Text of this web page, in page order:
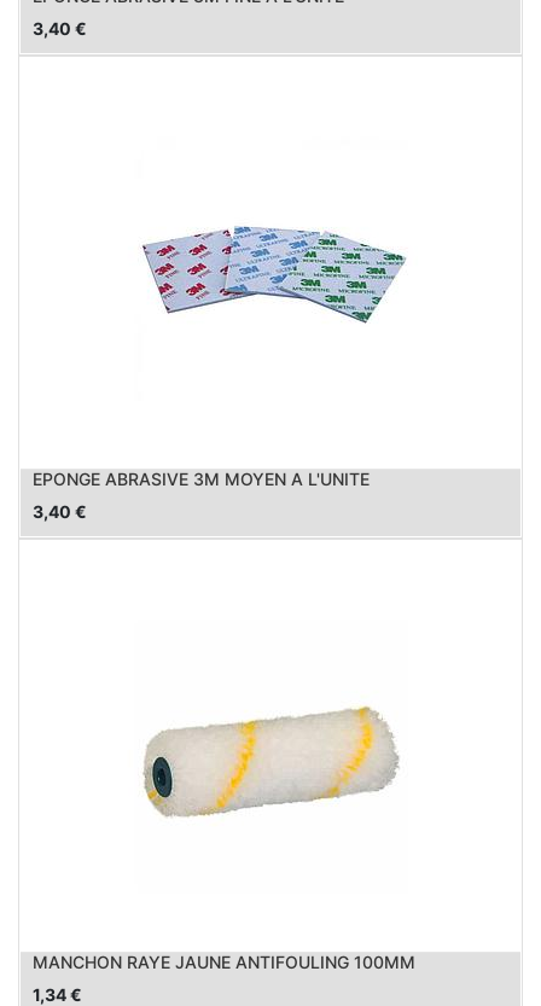
3,40 €
EPONGE ABRASIVE 3M MOYEN A L'UNITE
3,40 €
MANCHON RAYE JAUNE ANTIFOULING 100MM
1,34€